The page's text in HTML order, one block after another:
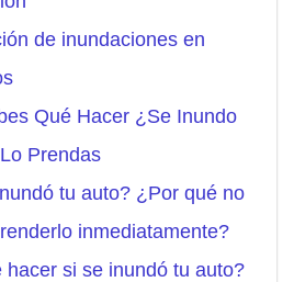
de inundaciones en
Qué Hacer ¿Se Inundo
Prendas
tu auto? ¿Por qué no
inmediatamente?
hacer si se inundó tu auto?